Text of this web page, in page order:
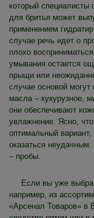
который специалисты
для бритья может
применением
случае речь идет о
плохо
умывания остается
прыщи или
случае основой
масла – кукурузное,
они обеспечивают
увлажнение. Ясно,
оптимальный
оказаться
– пробы.
Если вы уже
например, из
«Арсенал Товаров» в